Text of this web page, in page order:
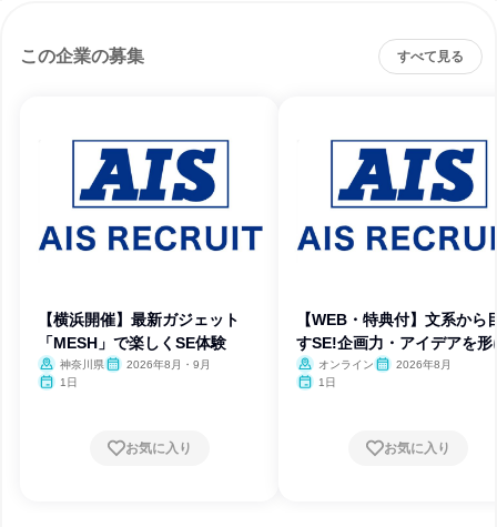
この企業の募集 すべて見る
【横浜開催】最新ガジェット
「MESH」で楽しくSE体験
神奈川県
2026年8月・9月
1日
お気に入り
【WEB・特典付】文系から
すSE!企画力・アイデアを形
オンライン
2026年8月
1日
お気に入り